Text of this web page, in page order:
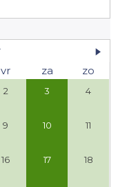
vr za zo
2 3 4
9 10 11
16 17 18